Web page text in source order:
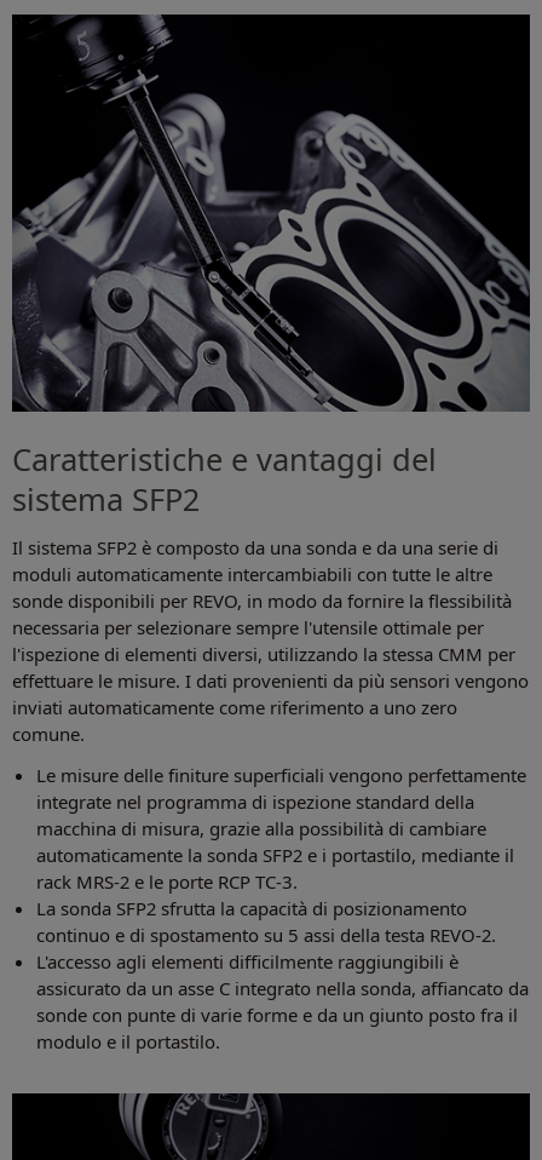
Caratteristiche e vantaggi del
sistema SFP2
Il sistema SFP2 è composto da una sonda e da una serie di
moduli automaticamente intercambiabili con tutte le altre
sonde disponibili per REVO, in modo da fornire la flessibilità
necessaria per selezionare sempre l'utensile ottimale per
l'ispezione di elementi diversi, utilizzando la stessa CMM per
effettuare le misure. I dati provenienti da più sensori vengono
inviati automaticamente come riferimento a uno zero
comune.
Le misure delle finiture superficiali vengono perfettamente
integrate nel programma di ispezione standard della
macchina di misura, grazie alla possibilità di cambiare
automaticamente la sonda SFP2 e i portastilo, mediante il
rack MRS-2 e le porte RCP TC-3.
La sonda SFP2 sfrutta la capacità di posizionamento
continuo e di spostamento su 5 assi della testa REVO-2.
L'accesso agli elementi difficilmente raggiungibili è
assicurato da un asse C integrato nella sonda, affiancato da
sonde con punte di varie forme e da un giunto posto fra il
modulo e il portastilo.